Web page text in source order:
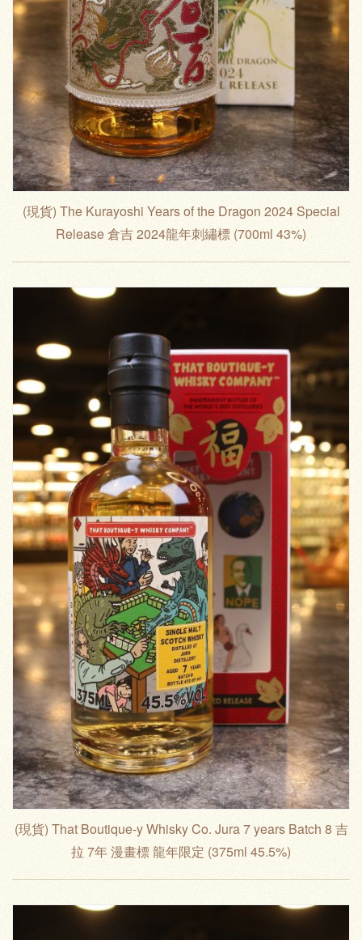
(現貨) The Kurayoshi Years of the Dragon 2024 Special
Release 倉吉 2024龍年刺繡標 (700ml 43%)
(現貨) That Boutique-y Whisky Co. Jura 7 years Batch 8 吉
拉 7年 漫畫標 龍年限定 (375ml 45.5%)